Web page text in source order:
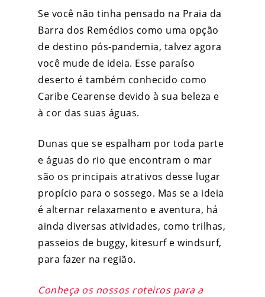
Se você não tinha pensado na Praia da
Barra dos Remédios como uma opção
de destino pós-pandemia, talvez agora
você mude de ideia. Esse paraíso
deserto é também conhecido como
Caribe Cearense devido à sua beleza e
à cor das suas águas.
Dunas que se espalham por toda parte
e águas do rio que encontram o mar
são os principais atrativos desse lugar
propício para o sossego. Mas se a ideia
é alternar relaxamento e aventura, há
ainda diversas atividades, como trilhas,
passeios de buggy, kitesurf e windsurf,
para fazer na região.
Conheça os nossos roteiros para a